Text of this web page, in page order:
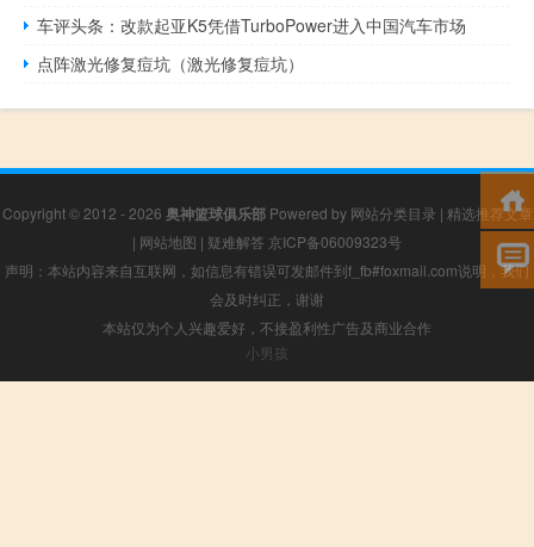
车评头条：改款起亚K5凭借TurboPower进入中国汽车市场
点阵激光修复痘坑（激光修复痘坑）
Copyright © 2012 - 2026 奥神篮球俱乐部Powered by 网站分类目录 | 精选推荐文章
| 网站地图 | 疑难解答 京ICP备06009323号
声明：本站内容来自互联网，如信息有错误可发邮件到f_fb#foxmail.com说明，我们
会及时纠正，谢谢
本站仅为个人兴趣爱好，不接盈利性广告及商业合作
小男孩